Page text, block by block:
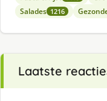
Salades 1216
Laatste